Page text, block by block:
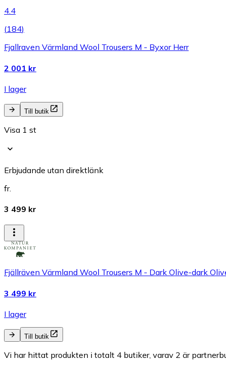
4.4
(184)
Fjallraven Värmland Wool Trousers M - Byxor Herr
2 001 kr
I lager
Till butik
Visa 1 st
Erbjudande utan direktlänk
fr.
3 499 kr
Fjällräven Värmland Wool Trousers M - Dark Olive-dark
3 499 kr
I lager
Till butik
Vi har hittat produkten i totalt 4 butiker, varav 2 är